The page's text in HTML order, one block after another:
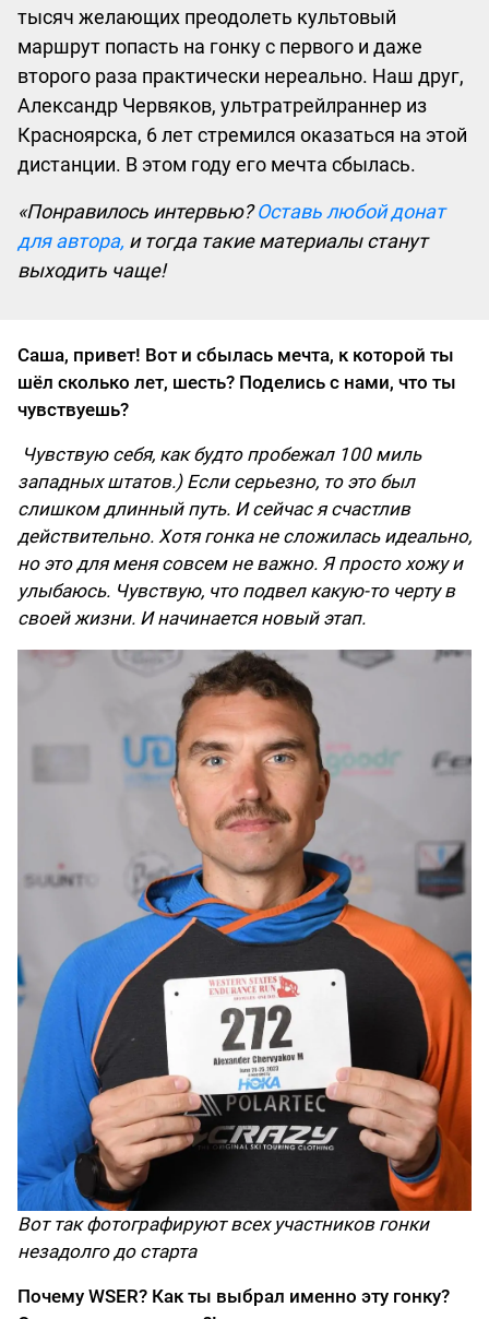
тысяч желающих преодолеть культовый
маршрут попасть на гонку с первого и даже
второго раза практически нереально. Наш друг,
Александр Червяков, ультратрейлраннер из
Красноярска, 6 лет стремился оказаться на этой
дистанции. В этом году его мечта сбылась.
«Понравилось интервью?Оставь любой донат
для автора, и тогда такие материалы станут
выходить чаще!
Саша, привет! Вот и сбылась мечта, к которой ты
шёл сколько лет, шесть? Поделись с нами, что ты
чувствуешь?
Чувствую себя, как будто пробежал 100 миль
западных штатов.) Если серьезно, то это был
слишком длинный путь. И сейчас я счастлив
действительно. Хотя гонка не сложилась идеально,
но это для меня совсем не важно. Я просто хожу и
улыбаюсь. Чувствую, что подвел какую-то черту в
своей жизни. И начинается новый этап.
Вот так фотографируют всех участников гонки
незадолго до старта
Почему WSER? Как ты выбрал именно эту гонку?